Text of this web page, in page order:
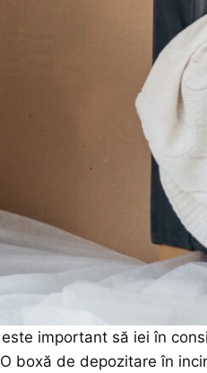
important să iei în
boxă de depozitare în